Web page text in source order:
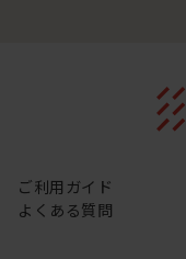
ご利用ガイド
よくある質問